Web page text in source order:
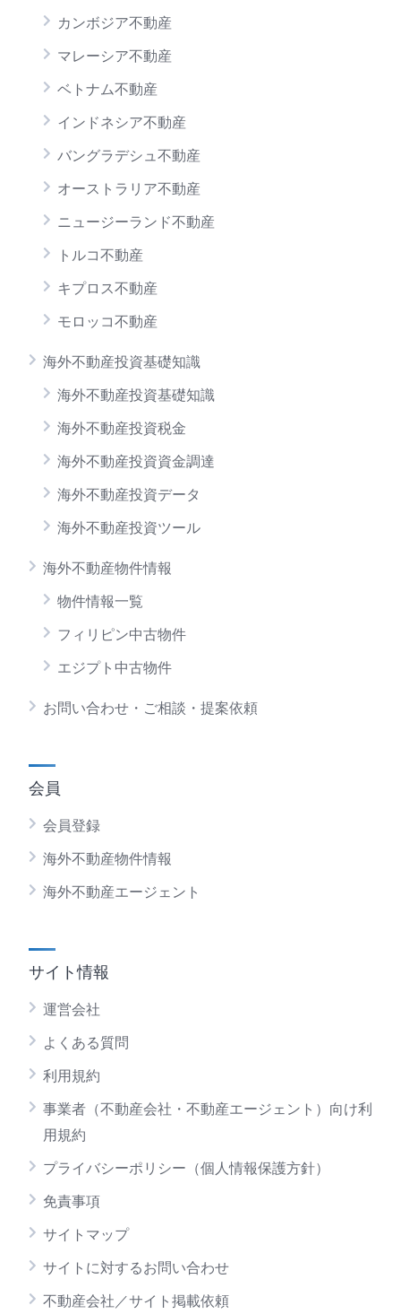
カンボジア不動産
マレーシア不動産
ベトナム不動産
インドネシア不動産
バングラデシュ不動産
オーストラリア不動産
ニュージーランド不動産
トルコ不動産
キプロス不動産
モロッコ不動産
海外不動産投資基礎知識
海外不動産投資基礎知識
海外不動産投資税金
海外不動産投資資金調達
海外不動産投資データ
海外不動産投資ツール
海外不動産物件情報
物件情報一覧
フィリピン中古物件
エジプト中古物件
お問い合わせ・ご相談・提案依頼
会員
会員登録
海外不動産物件情報
海外不動産エージェント
サイト情報
運営会社
よくある質問
利用規約
事業者（不動産会社・不動産エージェント）向け利
用規約
プライバシーポリシー（個人情報保護方針）
免責事項
サイトマップ
サイトに対するお問い合わせ
不動産会社／サイト掲載依頼